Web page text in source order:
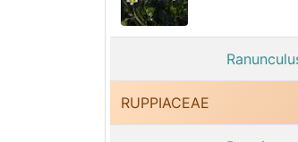
RUPPIACEAE